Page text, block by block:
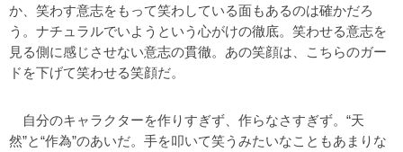
か、笑わす意志をもって笑わしている面もあるのは確かだろ
う。ナチュラルでいようという心がけの徹底。笑わせる意志を
見る側に感じさせない意志の貫徹。あの笑顔は、こちらのガー
ドを下げて笑わせる笑顔だ。
自分のキャラクターを作りすぎず、作らなさすぎず。“天
然”と“作為”のあいだ。手を叩いて笑うみたいなこともあまりな